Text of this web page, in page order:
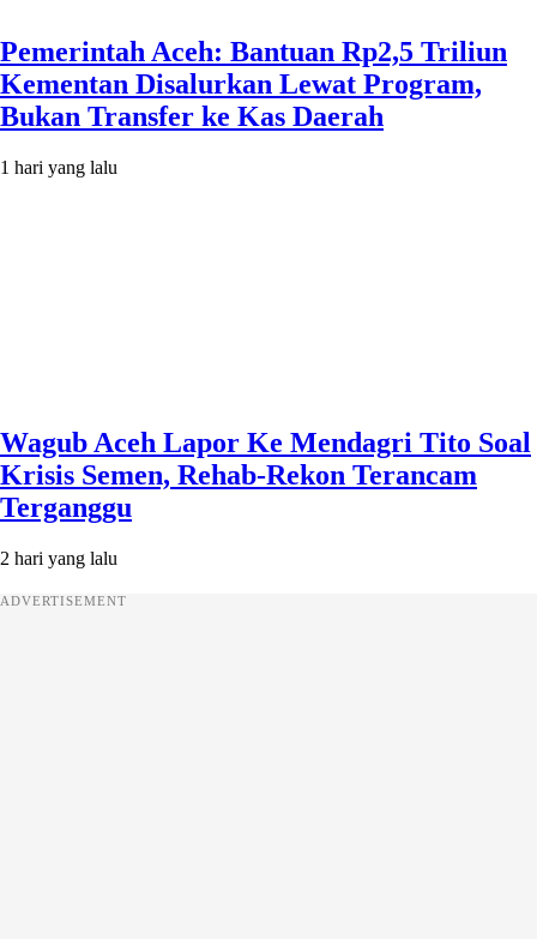
Pemerintah Aceh: Bantuan Rp2,5 Triliun
Kementan Disalurkan Lewat Program,
Bukan Transfer ke Kas Daerah
1 hari yang lalu
Wagub Aceh Lapor Ke Mendagri Tito Soal
Krisis Semen, Rehab-Rekon Terancam
Terganggu
2 hari yang lalu
ADVERTISEMENT